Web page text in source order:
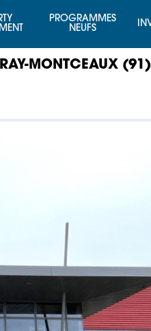
PROGRAMMES
NEUFS
MONTCEAUX (91)